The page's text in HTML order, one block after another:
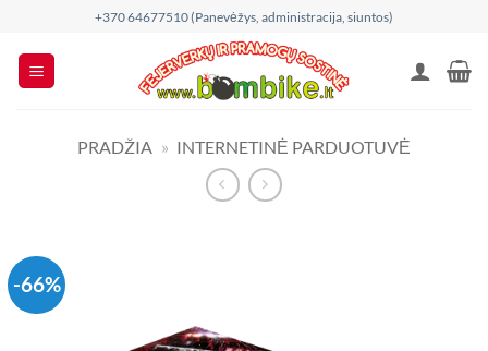
content
+370 64677510 (Panevėžys, administracija, siuntos)
PRADŽIA » INTERNETINĖ PARDUOTUVĖ
-66%